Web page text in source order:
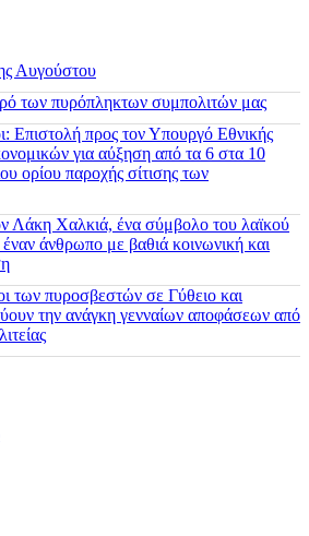
Αυγούστου
των πυρόπληκτων συμπολιτών μας
Επιστολή προς τον Υπουργό Εθνικής
για αύξηση από τα 6 στα 10
ορίου παροχής σίτισης των
Λάκη Χαλκιά, ένα σύμβολο του λαϊκού
έναν άνθρωπο με βαθιά κοινωνική και
των πυροσβεστών σε Γύθειο και
την ανάγκη γενναίων αποφάσεων από